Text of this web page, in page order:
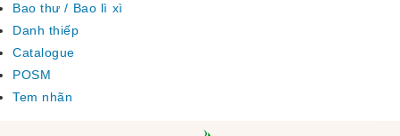
Bao thư / Bao lì xì
Danh thiếp
Catalogue
POSM
Tem nhãn